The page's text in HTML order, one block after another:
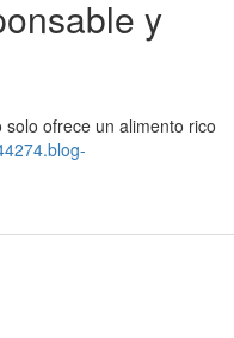
y
ofrece un alimento rico